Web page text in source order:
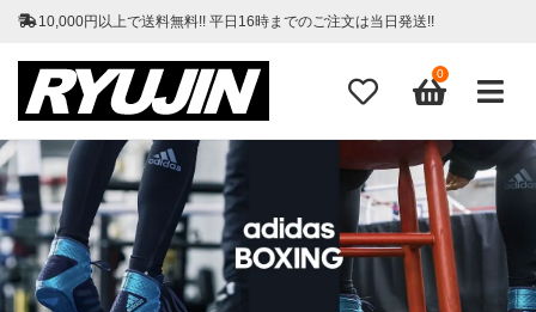
10,000円以上で送料無料!! 平日16時までのご注文は当日発送!!
0